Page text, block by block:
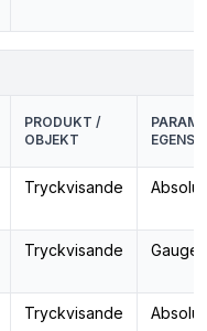
PRODUKT /
OBJEKT
Tryckvisande
Tryckvisande
Tryckvisande